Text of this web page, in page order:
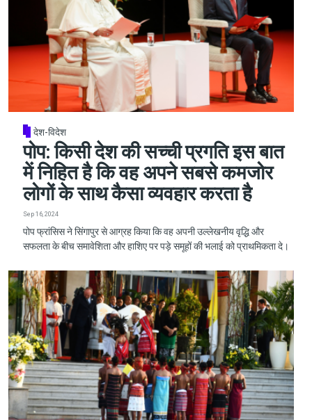
देश-विदेश
पोप: किसी देश की सच्ची प्रगति इस बात
में निहित है कि वह अपने सबसे कमजोर
लोगों के साथ कैसा व्यवहार करता है
Sep 16, 2024
पोप फ्रांसिस ने सिंगापुर से आग्रह किया कि वह अपनी उल्लेखनीय वृद्धि और
सफलता के बीच समावेशिता और हाशिए पर पड़े समूहों की भलाई को प्राथमिकता दे।